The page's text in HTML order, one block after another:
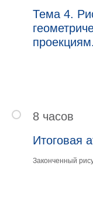
Тема 4.
проекциям.
8 часов
Итоговая
Законченный